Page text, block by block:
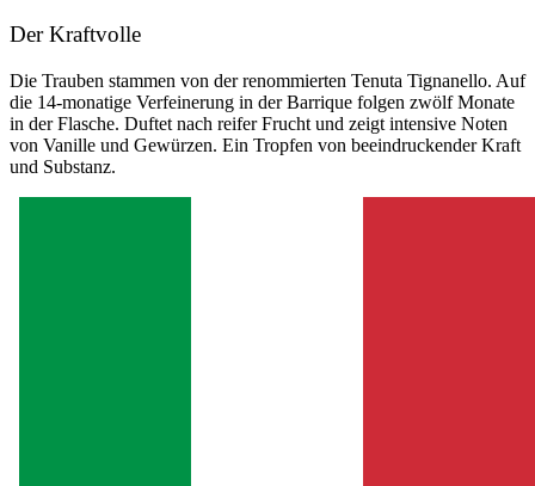
Der Kraftvolle
Die Trauben stammen von der renommierten Tenuta Tignanello. Auf
die 14-monatige Verfeinerung in der Barrique folgen zwölf Monate
in der Flasche. Duftet nach reifer Frucht und zeigt intensive Noten
von Vanille und Gewürzen. Ein Tropfen von beeindruckender Kraft
und Substanz.